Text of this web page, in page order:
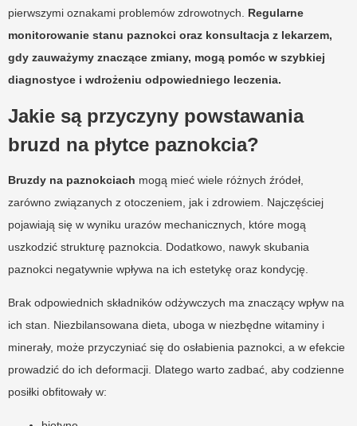
pierwszymi oznakami problemów zdrowotnych. Regularne
monitorowanie stanu paznokci oraz konsultacja z lekarzem,
gdy zauważymy znaczące zmiany, mogą pomóc w szybkiej
diagnostyce i wdrożeniu odpowiedniego leczenia.
Jakie są przyczyny powstawania
bruzd na płytce paznokcia?
Bruzdy na paznokciach mogą mieć wiele różnych źródeł,
zarówno związanych z otoczeniem, jak i zdrowiem. Najczęściej
pojawiają się w wyniku urazów mechanicznych, które mogą
uszkodzić strukturę paznokcia. Dodatkowo, nawyk skubania
paznokci negatywnie wpływa na ich estetykę oraz kondycję.
Brak odpowiednich składników odżywczych ma znaczący wpływ na
ich stan. Niezbilansowana dieta, uboga w niezbędne witaminy i
minerały, może przyczyniać się do osłabienia paznokci, a w efekcie
prowadzić do ich deformacji. Dlatego warto zadbać, aby codzienne
posiłki obfitowały w: